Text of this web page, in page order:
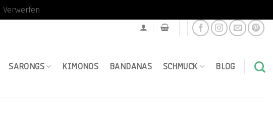
Verwerfen
SARONGS KIMONOS BANDANAS SCHMUCK BLOG